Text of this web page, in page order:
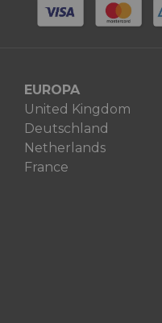
EUROPA
United Kingdom
Deutschland
Netherlands
France